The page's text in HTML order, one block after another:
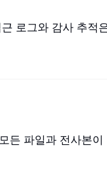
로그와 감사 추적
든 파일과 전사본이